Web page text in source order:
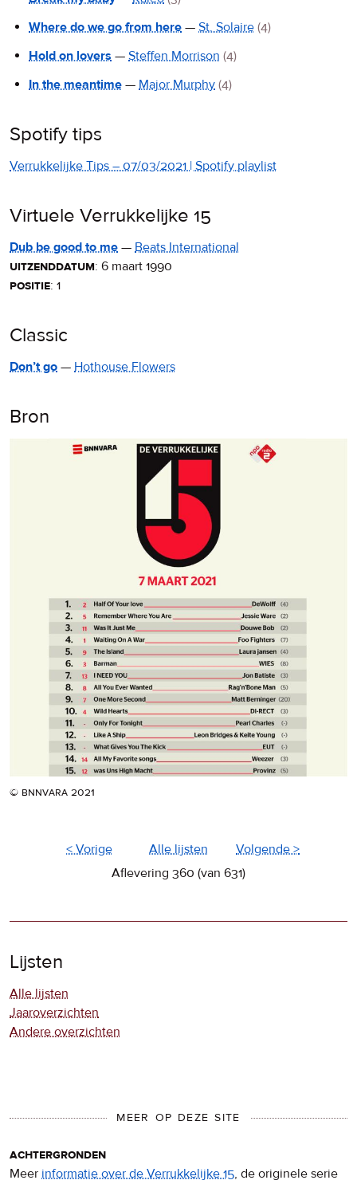
Where do we go from here — St. Solaire (4)
Hold on lovers — Steffen Morrison (4)
In the meantime — Major Murphy (4)
Spotify tips
Verrukkelijke Tips – 07/03/2021 | Spotify playlist
Virtuele Verrukkelijke 15
Dub be good to me — Beats International
uitzenddatum: 6 maart 1990
positie: 1
Classic
Don’t go — Hothouse Flowers
Bron
© bnnvara 2021
< Vorige Alle lijsten
Volgende >
Aflevering 360 (van 631)
Lijsten
Alle lijsten
Jaaroverzichten
Andere overzichten
MEER OP DEZE SITE
achtergronden
Meer informatie over de Verrukkelijke 15, de originele serie